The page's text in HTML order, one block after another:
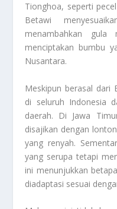
Tionghoa, seperti
Betawi
menambahkan
menciptakan bumbu
Nusantara.
Meskipun berasal dari
di seluruh Indonesia
daerah. Di Jawa
disajikan dengan
yang renyah.
yang serupa tetapi
ini menunjukkan
diadaptasi sesuai